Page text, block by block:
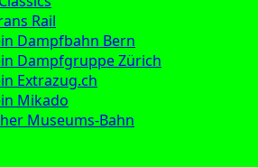
Rail
Dampfbahn Bern
Dampfgruppe Zürich
Extrazug.ch
Mikado
Museums-Bahn